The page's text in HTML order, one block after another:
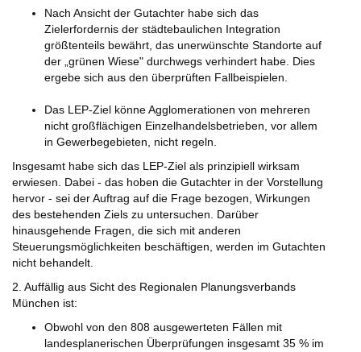
Nach Ansicht der Gutachter habe sich das
Zielerfordernis der städtebaulichen Integration
größtenteils bewährt, das unerwünschte Standorte auf
der „grünen Wiese" durchwegs verhindert habe. Dies
ergebe sich aus den überprüften Fallbeispielen.
Das LEP-Ziel könne Agglomerationen von mehreren
nicht großflächigen Einzelhandelsbetrieben, vor allem
in Gewerbegebieten, nicht regeln.
Insgesamt habe sich das LEP-Ziel als prinzipiell wirksam
erwiesen. Dabei - das hoben die Gutachter in der Vorstellung
hervor - sei der Auftrag auf die Frage bezogen, Wirkungen
des bestehenden Ziels zu untersuchen. Darüber
hinausgehende Fragen, die sich mit anderen
Steuerungsmöglichkeiten beschäftigen, werden im Gutachten
nicht behandelt.
2. Auffällig aus Sicht des Regionalen Planungsverbands
München ist:
Obwohl von den 808 ausgewerteten Fällen mit
landesplanerischen Überprüfungen insgesamt 35 % im